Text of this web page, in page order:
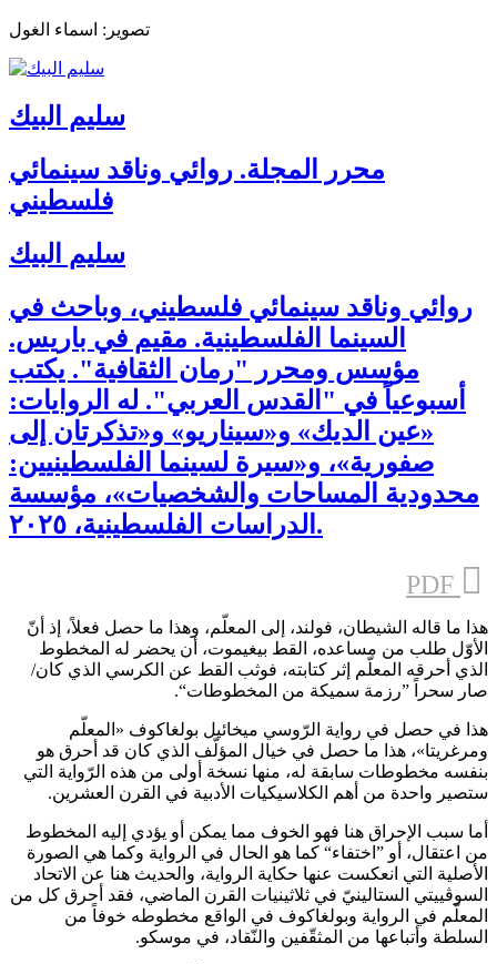
تصوير: اسماء الغول
سليم البيك
محرر المجلة. روائي وناقد سينمائي
فلسطيني
سليم البيك
روائي وناقد سينمائي فلسطيني، وباحث في
السينما الفلسطينية. مقيم في باريس.
مؤسس ومحرر "رمان الثقافية". يكتب
أسبوعياً في "القدس العربي". له الروايات:
«عين الديك» و«سيناريو» و«تذكرتان إلى
صفورية»، و«سيرة لسينما الفلسطينيين:
محدودية المساحات والشخصيات»، مؤسسة
الدراسات الفلسطينية، ٢٠٢٥.
هذا ما قاله الشيطان، فولند، إلى المعلّم، وهذا ما حصل فعلاً، إذ أنّ
الأوّل طلب من مساعده، القط بيغيموت، أن يحضر له المخطوط
الذي أحرقه المعلّم إثر كتابته، فوثب القط عن الكرسي الذي كان/
صار سحراً ”رزمة سميكة من المخطوطات“.
هذا في حصل في رواية الرّوسي ميخائيل بولغاكوف «المعلّم
ومرغريتا»، هذا ما حصل في خيال المؤلّف الذي كان قد أحرق هو
بنفسه مخطوطات سابقة له، منها نسخة أولى من هذه الرّواية التي
ستصير واحدة من أهم الكلاسيكيات الأدبية في القرن العشرين.
أما سبب الإحراق هنا فهو الخوف مما يمكن أو يؤدي إليه المخطوط
من اعتقال، أو ”اختفاء“ كما هو الحال في الرواية وكما هي الصورة
الأصلية التي انعكست عنها حكاية الرواية، والحديث هنا عن الاتحاد
السوڤييتي الستالينيّ في ثلاثينيات القرن الماضي، فقد أحرق كل من
المعلّم في الرواية وبولغاكوف في الواقع مخطوطه خوفاً من
السلطة وأتباعها من المثقّفين والنّقاد، في موسكو.